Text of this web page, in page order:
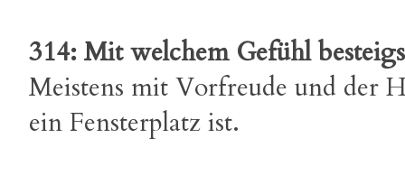
314: Mit welchem Gefühl
Meistens mit Vorfreude und der
ein Fensterplatz ist.